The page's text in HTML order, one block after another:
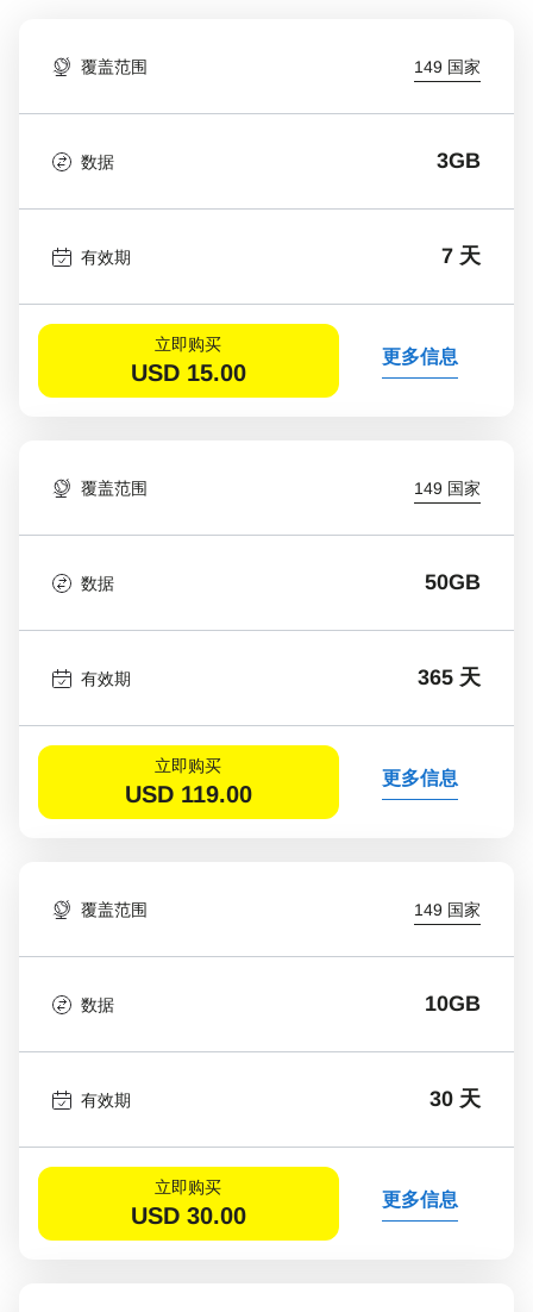
覆盖范围 149 国家
数据 3GB
有效期 7 天
立即购买
USD 15.00
更多信息
覆盖范围 149 国家
数据 50GB
有效期 365 天
立即购买
USD 119.00
更多信息
覆盖范围 149 国家
数据 10GB
有效期 30 天
立即购买
USD 30.00
更多信息